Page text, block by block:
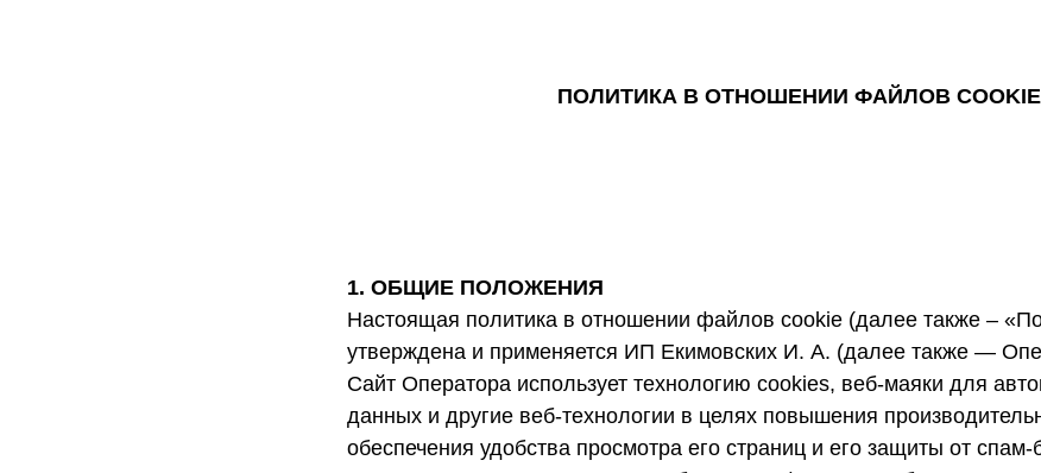
ПОЛИТИКА В ОТНОШЕНИИ ФАЙЛОВ COOKIE
1. ОБЩИЕ ПОЛОЖЕНИЯ
Настоящая политика в отношении файлов cookie (далее также –
утверждена и применяется ИП Екимовских И. А. (далее также —
Сайт Оператора использует технологию cookies, веб-маяки для
данных и другие веб-технологии в целях повышения
обеспечения удобства просмотра его страниц и его защиты от спам-